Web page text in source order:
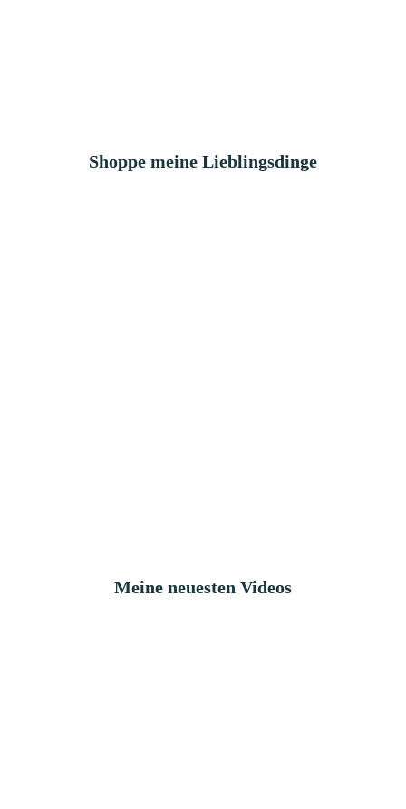
Shoppe meine Lieblingsdinge
Meine neuesten Videos